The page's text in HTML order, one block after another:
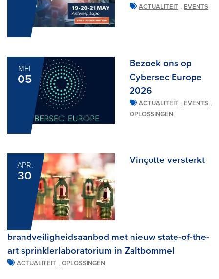
ACTUALITEIT , EVENTS
MEI
05
Bezoek ons op
Cybersec Europe
2026
ACTUALITEIT , EVENTS ,
OPLOSSINGEN
APR.
30
Vinçotte versterkt
brandveiligheidsaanbod met nieuw state-of-the-
art sprinklerlaboratorium in Zaltbommel
ACTUALITEIT , OPLOSSINGEN